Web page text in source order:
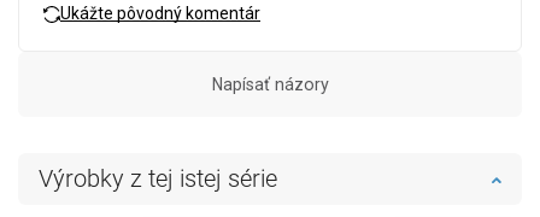
Ukážte pôvodný komentár
Napísať názory
Výrobky z tej istej série